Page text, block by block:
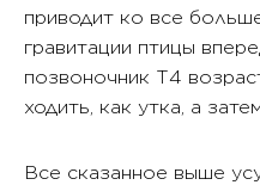
приводит ко все
гравитации птицы
позвоночник Т4
ходить, как утка, а
Все сказанное выше